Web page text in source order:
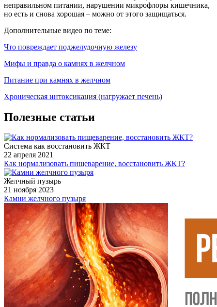
неправильном питании, нарушении микрофлоры кишечника,
но есть и снова хорошая – можно от этого защищаться.
Дополнительные видео по теме:
Что повреждает поджелудочную железу
Мифы и правда о камнях в желчном
Питание при камнях в желчном
Хроническая интоксикация (нагружает печень)
Полезные статьи
Система как восстановить ЖКТ
22 апреля 2021
Как нормализовать пищеварение, восстановить ЖКТ?
Желчный пузырь
21 ноября 2023
Камни желчного пузыря